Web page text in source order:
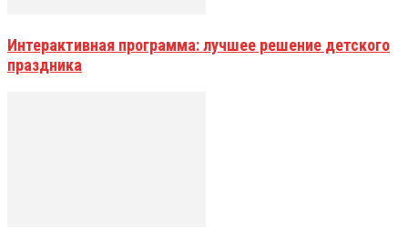
Интерактивная программа: лучшее решение детского
праздника